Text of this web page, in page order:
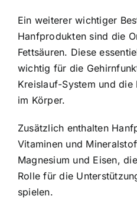
Ein weiterer wichtiger
Hanfprodukten sind die
Fettsäuren. Diese
wichtig für die
Kreislauf-System und die
im Körper.
Zusätzlich enthalten
Vitaminen und
Magnesium und Eisen,
Rolle für die
spielen.